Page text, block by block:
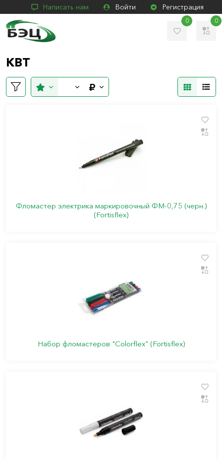
Написать нам Войти Регистрация
0 0
КВТ
Фломастер электрика маркировочный ФМ-0,75 (черн.)
(Fortisflex)
Набор фломастеров "Colorflex" (Fortisflex)